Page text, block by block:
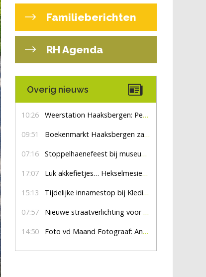
Familieberichten
RH Agenda
Overig nieuws
10:26 Weerstation Haaksbergen: Perioden met zon en droog
09:51 Boekenmarkt Haaksbergen zaterdag 8 augustus, marktplein Haaksbergen
07:16 Stoppelhaenefeest bij museum De Lebbenbrugge
17:07 Luk akkefietjes… HekselmesienHarry
15:13 Tijdelijke innamestop bij Kledingbank Stefania
07:57 Nieuwe straatverlichting voor De Veldmaat en De Pas
14:50 Foto vd Maand Fotograaf: Anna Jalving